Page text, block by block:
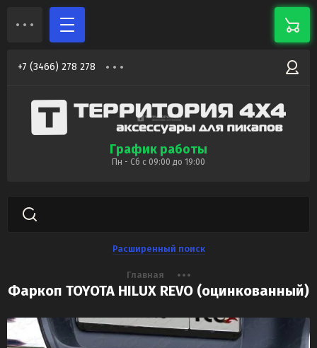
+7 (3466) 278 278
График работы
Пн - Сб с 09:00 до 19:00
Расширенный поиск
Главная
Фаркоп TOYOTA HILUX REVO (оцинкованный)